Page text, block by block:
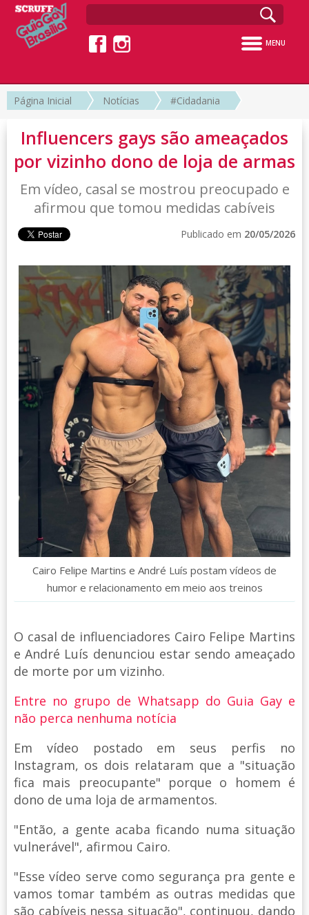
MENU
Página Inicial Notícias #Cidadania
Influencers gays são ameaçados
por vizinho dono de loja de armas
Em vídeo, casal se mostrou preocupado e
afirmou que tomou medidas cabíveis
Publicado em 20/05/2026
Cairo Felipe Martins e André Luís postam vídeos de
humor e relacionamento em meio aos treinos
O casal de influenciadores Cairo Felipe Martins
e André Luís denunciou estar sendo ameaçado
de morte por um vizinho.
Entre no grupo de Whatsapp do Guia Gay e
não perca nenhuma notícia
Em vídeo postado em seus perfis no
Instagram, os dois relataram que a "situação
fica mais preocupante" porque o homem é
dono de uma loja de armamentos.
"Então, a gente acaba ficando numa situação
vulnerável", afirmou Cairo.
"Esse vídeo serve como segurança pra gente e
vamos tomar também as outras medidas que
são cabíveis nessa situação", continuou, dando